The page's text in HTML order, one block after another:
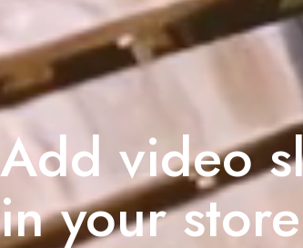
Add video
in your